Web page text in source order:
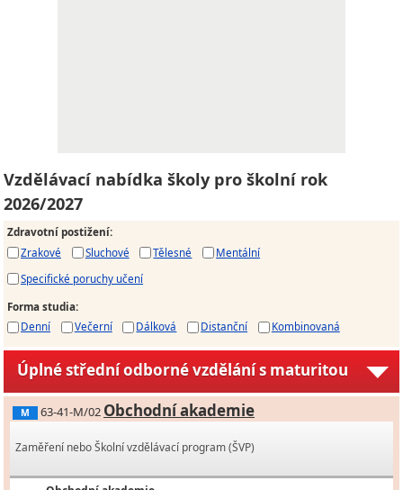
Vzdělávací nabídka školy pro školní rok
2026/2027
Zdravotní postižení:
Zrakové
Sluchové Tělesné
Mentální
Specifické poruchy učení
Forma studia:
Denní
Večerní Dálková Distanční Kombinovaná
Úplné střední odborné vzdělání s maturitou
M 63-41-M/02 Obchodní akademie
Zaměření nebo Školní vzdělávací program (ŠVP)